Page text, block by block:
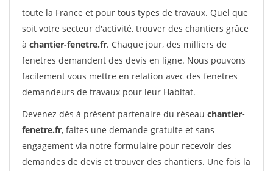
toute la France et pour tous types de travaux. Quel que
soit votre secteur d'activité, trouver des chantiers grâce
à chantier-fenetre.fr. Chaque jour, des milliers de
fenetres demandent des devis en ligne. Nous pouvons
facilement vous mettre en relation avec des fenetres
demandeurs de travaux pour leur Habitat.
Devenez dès à présent partenaire du réseau chantier-
fenetre.fr, faites une demande gratuite et sans
engagement via notre formulaire pour recevoir des
demandes de devis et trouver des chantiers. Une fois la